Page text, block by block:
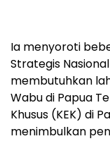
Ia menyoroti
Strategis
membutuhkan
Wabu di Papua
Khusus (KEK) di
menimbulkan